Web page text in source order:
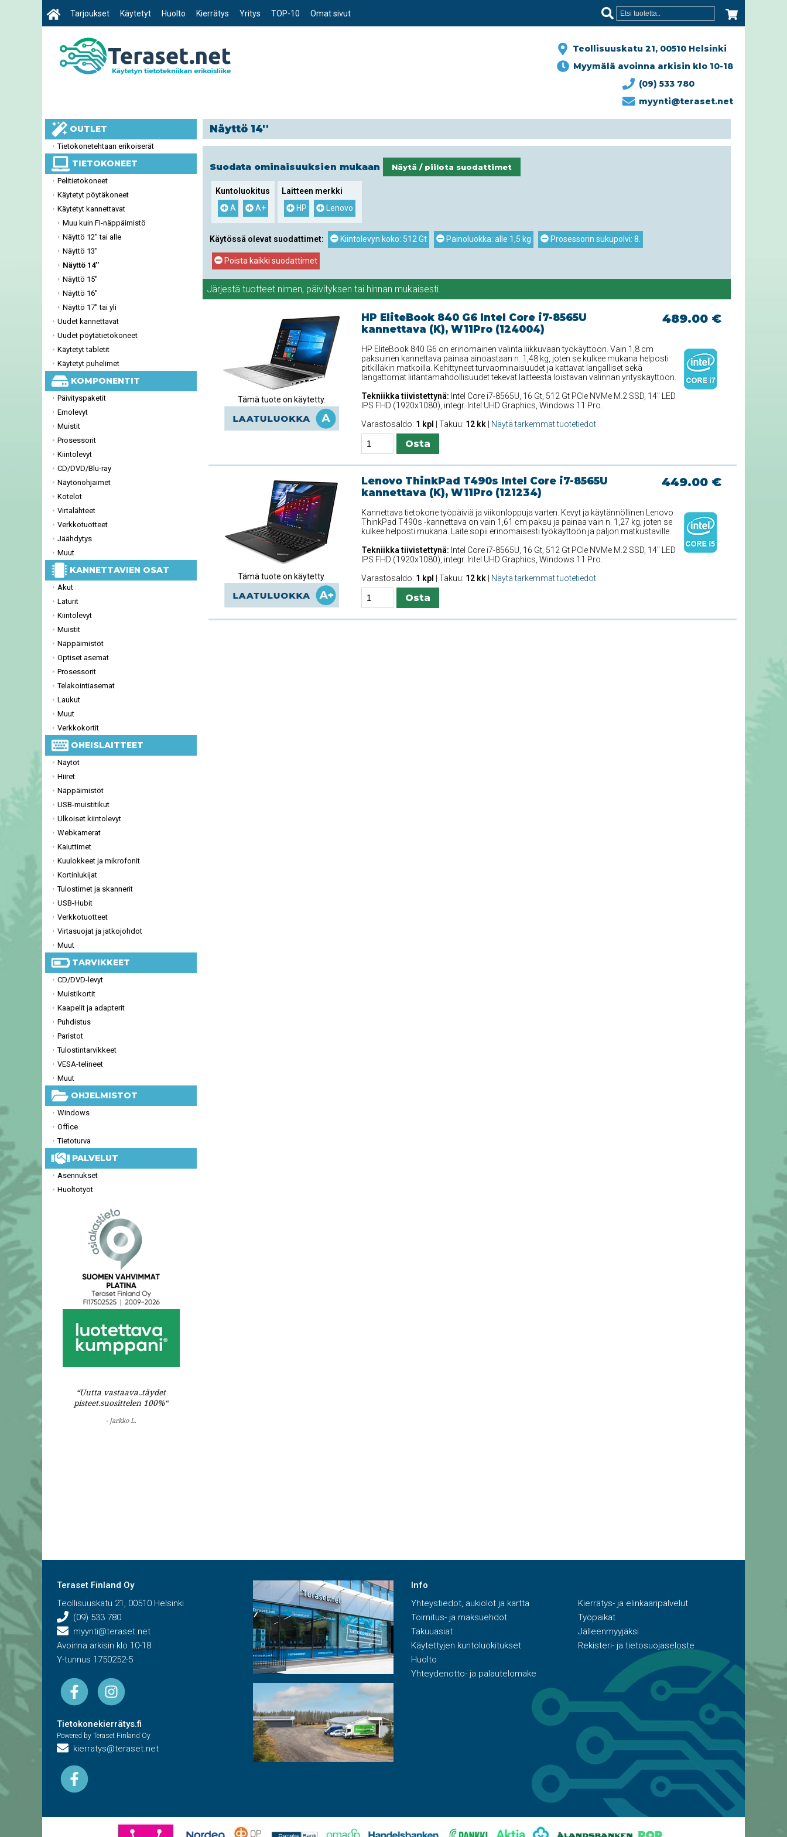
Teollisuuskatu 21, 00510 Helsinki
Myymälä avoinna arkisin klo 10-18
(09) 533 780
myynti@teraset.net
Tarjoukset Käytetyt Huolto Kierrätys Yritys TOP-10 Omat sivut
OUTLET
Tietokonetehtaan erikoiserät
TIETOKONEET
Pelitietokoneet
Käytetyt pöytäkoneet
Käytetyt kannettavat
Muu kuin FI-näppäimistö
Näyttö 12'' tai alle
Näyttö 13''
Näyttö 14''
Näyttö 15''
Näyttö 16''
Näyttö 17'' tai yli
Uudet kannettavat
Uudet pöytätietokoneet
Käytetyt tabletit
Käytetyt puhelimet
KOMPONENTIT
Päivityspaketit
Emolevyt
Muistit
Prosessorit
Kiintolevyt
CD/DVD/Blu-ray
Näytönohjaimet
Kotelot
Virtalähteet
Verkkotuotteet
Jäähdytys
Muut
KANNETTAVIEN OSAT
Akut
Laturit
Kiintolevyt
Muistit
Näppäimistöt
Optiset asemat
Prosessorit
Telakointiasemat
Laukut
Muut
Verkkokortit
OHEISLAITTEET
Näytöt
Hiiret
Näppäimistöt
USB-muistitikut
Ulkoiset kiintolevyt
Webkamerat
Kaiuttimet
Kuulokkeet ja mikrofonit
Kortinlukijat
Tulostimet ja skannerit
USB-Hubit
Verkkotuotteet
Virtasuojat ja jatkojohdot
Muut
TARVIKKEET
CD/DVD-levyt
Muistikortit
Kaapelit ja adapterit
Puhdistus
Paristot
Tulostintarvikkeet
VESA-telineet
Muut
OHJELMISTOT
Windows
Office
Tietoturva
PALVELUT
Asennukset
Huoltotyöt
“Uutta vastaava..täydet
pisteet.suosittelen 100%“
- Jarkko L.
Näyttö 14''
Suodata ominaisuuksien mukaan Näytä / piilota suodattimet
Kuntoluokitus
A
A+
Laitteen merkki
HP
Lenovo
Käytössä olevat suodattimet: Kiintolevyn koko: 512 Gt Painoluokka: alle 1,5 kg Prosessorin sukupolvi: 8.
Poista kaikki suodattimet
Järjestä tuotteet nimen, päivityksen tai hinnan mukaisesti.
Tämä tuote on käytetty.
HP EliteBook 840 G6 Intel Core i7-8565U
kannettava (K), W11Pro (124004)
489.00 €
HP EliteBook 840 G6 on erinomainen valinta liikkuvaan työkäyttöön. Vain 1,8 cm
paksuinen kannettava painaa ainoastaan n. 1,48 kg, joten se kulkee mukana helposti
pitkilläkin matkoilla. Kehittyneet turvaominaisuudet ja kattavat langalliset sekä
langattomat liitäntämahdollisuudet tekevät laitteesta loistavan valinnan yrityskäyttöön.
Tekniikka tiivistettynä: Intel Core i7-8565U, 16 Gt, 512 Gt PCIe NVMe M.2 SSD, 14'' LED
IPS FHD (1920x1080), integr. Intel UHD Graphics, Windows 11 Pro.
Varastosaldo: 1 kpl | Takuu: 12 kk| Näytä tarkemmat tuotetiedot
Tämä tuote on käytetty.
Lenovo ThinkPad T490s Intel Core i7-8565U
kannettava (K), W11Pro (121234)
449.00 €
Kannettava tietokone työpäiviä ja viikonloppuja varten. Kevyt ja käytännöllinen Lenovo
ThinkPad T490s -kannettava on vain 1,61 cm paksu ja painaa vain n. 1,27 kg, joten se
kulkee helposti mukana. Laite sopii erinomaisesti työkäyttöön ja paljon matkustaville.
Tekniikka tiivistettynä: Intel Core i7-8565U, 16 Gt, 512 Gt PCIe NVMe M.2 SSD, 14'' LED
IPS FHD (1920x1080), integr. Intel UHD Graphics, Windows 11 Pro.
Varastosaldo: 1 kpl | Takuu: 12 kk| Näytä tarkemmat tuotetiedot
Teraset Finland Oy
Teollisuuskatu 21, 00510 Helsinki
(09) 533 780
myynti@teraset.net
Avoinna arkisin klo 10-18
Y-tunnus 1750252-5
Tietokonekierrätys.fi
Powered by Teraset Finland Oy
kierratys@teraset.net
Info
Yhteystiedot, aukiolot ja kartta
Toimitus- ja maksuehdot
Takuuasiat
Käytettyjen kuntoluokitukset
Huolto
Yhteydenotto- ja palautelomake
Kierrätys- ja elinkaaripalvelut
Työpaikat
Jälleenmyyjäksi
Rekisteri- ja tietosuojaseloste